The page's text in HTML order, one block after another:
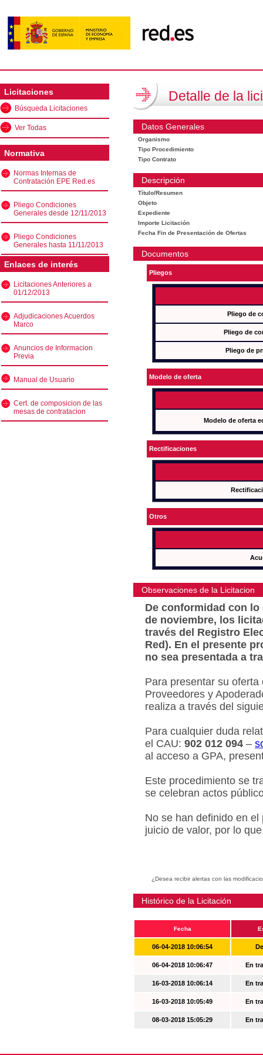
Licitaciones
Búsqueda Licitaciones
Ver Todas
Normativa
Normas Internas de
Contratación EPE Red.es
Pliego Condiciones
Generales desde 12/11/2013
Pliego Condiciones
Generales hasta 11/11/2013
Enlaces de interés
Licitaciones Anteriores a
01/12/2013
Adjudicaciones Acuerdos
Marco
Anuncios de Informacion
Previa
Manual de Usuario
Cert. de composicion de las
mesas de contratacion
Detalle de la
Datos Generales
Organismo
Tipo Procedimiento
Tipo Contrato
Descripción
Título/Resumen
Objeto
Expediente
Importe Licitación
Fecha Fin de Presentación de Ofertas
Documentos
Pliegos
Pliego de
Pliego de
Pliego de
Modelo de oferta
Modelo de oferta
Rectificaciones
Otros
Observaciones de la Licitacion
De conformidad con lo
de noviembre, los
través del Registro
Red). En el presente
no sea presentada a
Para presentar su
Proveedores y
realiza a través del
Para cualquier duda
el CAU: 902 012 094 –
al acceso a GPA,
Este procedimiento se
se celebran actos
No se han definido en
juicio de valor, por lo
¿Desea recibir alertas con las
Histórico de la Licitación
Fecha
06-04-2018 10:06:54
06-04-2018 10:06:47 En
16-03-2018 10:06:14 En
16-03-2018 10:05:49 En
08-03-2018 15:05:29 En